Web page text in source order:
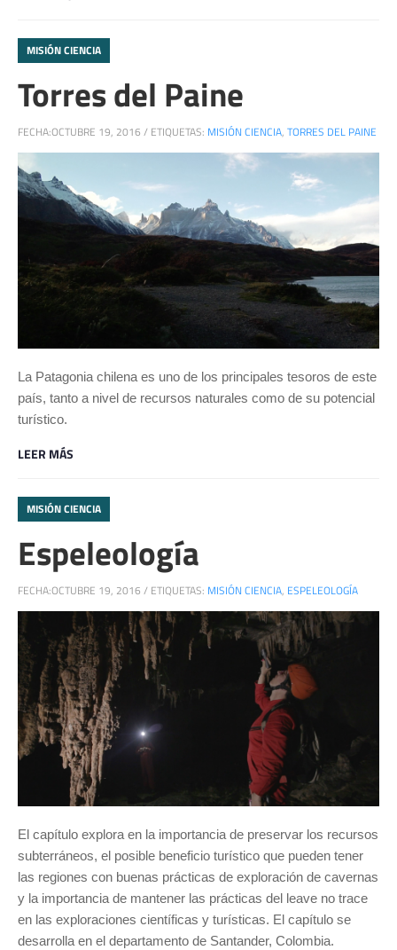
MISIÓN CIENCIA
Torres del Paine
FECHA:OCTUBRE 19, 2016 / ETIQUETAS: MISIÓN CIENCIA, TORRES DEL PAINE
La Patagonia chilena es uno de los principales tesoros de este
país, tanto a nivel de recursos naturales como de su potencial
turístico.
LEER MÁS
MISIÓN CIENCIA
Espeleología
FECHA:OCTUBRE 19, 2016 / ETIQUETAS: MISIÓN CIENCIA, ESPELEOLOGÍA
El capítulo explora en la importancia de preservar los recursos
subterráneos, el posible beneficio turístico que pueden tener
las regiones con buenas prácticas de exploración de cavernas
y la importancia de mantener las prácticas del leave no trace
en las exploraciones científicas y turísticas. El capítulo se
desarrolla en el departamento de Santander, Colombia.